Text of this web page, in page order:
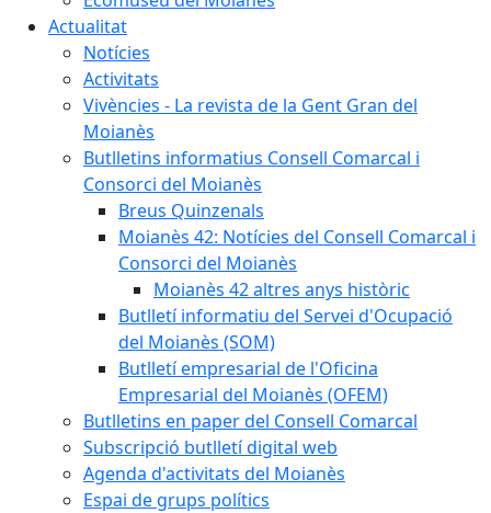
Actualitat
Notícies
Activitats
Vivències - La revista de la Gent Gran del
Moianès
Butlletins informatius Consell Comarcal i
Consorci del Moianès
Breus Quinzenals
Moianès 42: Notícies del Consell Comarcal i
Consorci del Moianès
Moianès 42 altres anys històric
Butlletí informatiu del Servei d'Ocupació
del Moianès (SOM)
Butlletí empresarial de l'Oficina
Empresarial del Moianès (OFEM)
Butlletins en paper del Consell Comarcal
Subscripció butlletí digital web
Agenda d'activitats del Moianès
Espai de grups polítics